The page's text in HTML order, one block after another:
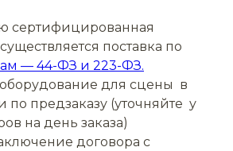
сертифицированная
поставка по
— 44-ФЗ и 223-ФЗ.
для сцены в
по предзаказу (уточняйте у
на день заказа)
договора с